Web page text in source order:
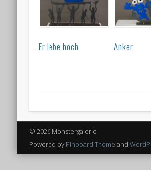
Er lebe hoch Anker
© 2026 Monstergalerie
Powered by Pinboard Theme and